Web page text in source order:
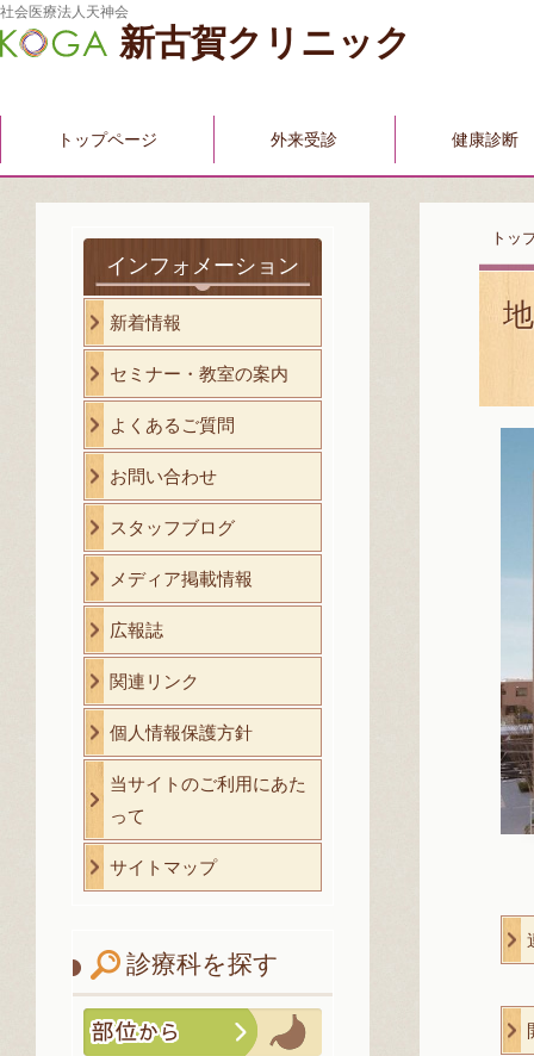
社会医療法人天神会
新古賀クリニック
トップページ 外来受診 健康診断
インフォメーション
新着情報
セミナー・教室の案内
よくあるご質問
お問い合わせ
スタッフブログ
メディア掲載情報
広報誌
関連リンク
個人情報保護方針
当サイトのご利用にあた
って
サイトマップ
診療科を探す
トッ